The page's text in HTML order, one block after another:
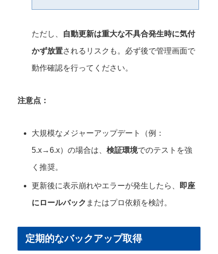
ただし、 自動更新は重大な不具合発生時に気付
かず放置されるリスクも。必ず後で管理画面で
動作確認を行ってください。
注意点：
大規模なメジャーアップデート（例：
5.x→6.x）の場合は、検証環境でのテストを強
く推奨。
更新後に表示崩れやエラーが発生したら、 即座
にロールバック またはプロ依頼を検討。
定期的なバックアップ取得